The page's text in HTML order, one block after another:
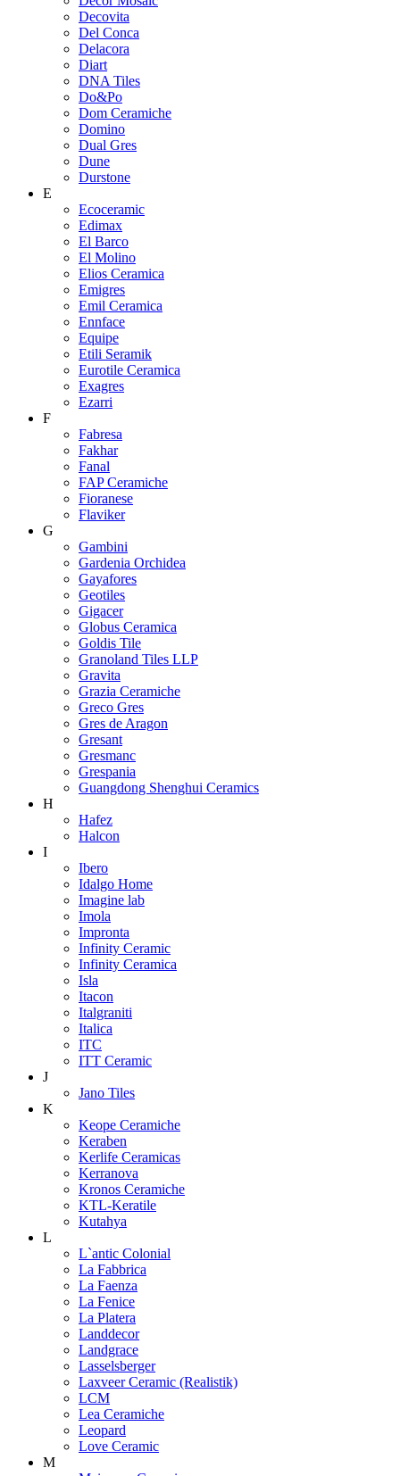
Decovita
Del Conca
Delacora
Diart
DNA Tiles
Do&Po
Dom Ceramiche
Domino
Dual Gres
Dune
Durstone
E
Ecoceramic
Edimax
El Barco
El Molino
Elios Ceramica
Emigres
Emil Ceramica
Ennface
Equipe
Etili Seramik
Eurotile Ceramica
Exagres
Ezarri
F
Fabresa
Fakhar
Fanal
FAP Ceramiche
Fioranese
Flaviker
G
Gambini
Gardenia Orchidea
Gayafores
Geotiles
Gigacer
Globus Ceramica
Goldis Tile
Granoland Tiles LLP
Gravita
Grazia Ceramiche
Greco Gres
Gres de Aragon
Gresant
Gresmanc
Grespania
Guangdong Shenghui Ceramics
H
Hafez
Halcon
I
Ibero
Idalgo Home
Imagine lab
Imola
Impronta
Infinity Ceramic
Infinity Ceramica
Isla
Itacon
Italgraniti
Italica
ITC
ITT Ceramic
J
Jano Tiles
K
Keope Ceramiche
Keraben
Kerlife Ceramicas
Kerranova
Kronos Ceramiche
KTL-Keratile
Kutahya
L
L`antic Colonial
La Fabbrica
La Faenza
La Fenice
La Platera
Landdecor
Landgrace
Lasselsberger
Laxveer Ceramic (Realistik)
LCM
Lea Ceramiche
Leopard
Love Ceramic
M